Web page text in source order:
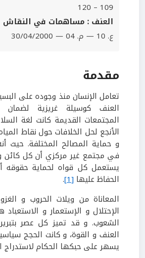
109 – 120
العنف : مساهمات في النقاش
ع. 10 — م. 04 — 30/04/2000
مقدمة
تعامل الإنسان منذ وجوده على
العنف كوسيلة غريزية
المجتمعات القديمة كانت لغة
الأنجع لحل الخلافات حول نقاط
و حماية المصالح المختلفة. حيث
في مجتمع غير مركزي أن كل كائن
يستعمل كل قواه لحماية حقوقه
الحفاظ عليها [1]
.
المعاناة من ويلات الحروب و
الإحتلال و الإستعمار و
الشعوب. و قد تميز كل عصر
العنف و القوة، و كانت الحجج
يسهر على حبكها الحكام لاستدراج